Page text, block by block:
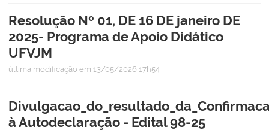
Resolução Nº 01, DE 16 DE janeiro DE
2025- Programa de Apoio Didático
UFVJM
última modificação em 13/05/2026 17h54
à Autodeclaração - Edital 98-25